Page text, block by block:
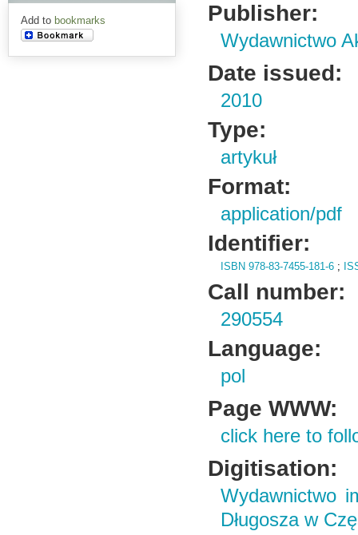
Add to bookmarks Publisher:
Wydawnictwo
Date issued:
2010
Type:
artykuł
Format:
application/pdf
Identifier:
ISBN 978-83-7455-181-6 ;
Call number:
290554
Language:
pol
Page WWW:
click here to
Digitisation:
Wydawnictwo
Długosza w